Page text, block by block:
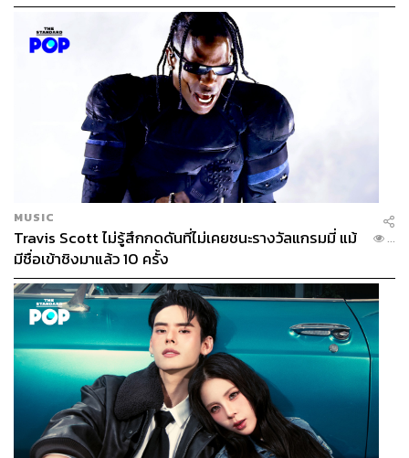
MUSIC
Travis Scott ไม่รู้สึกกดดันที่ไม่เคยชนะรางวัลแกรมมี่ แม้
มีชื่อเข้าชิงมาแล้ว 10 ครั้ง
...